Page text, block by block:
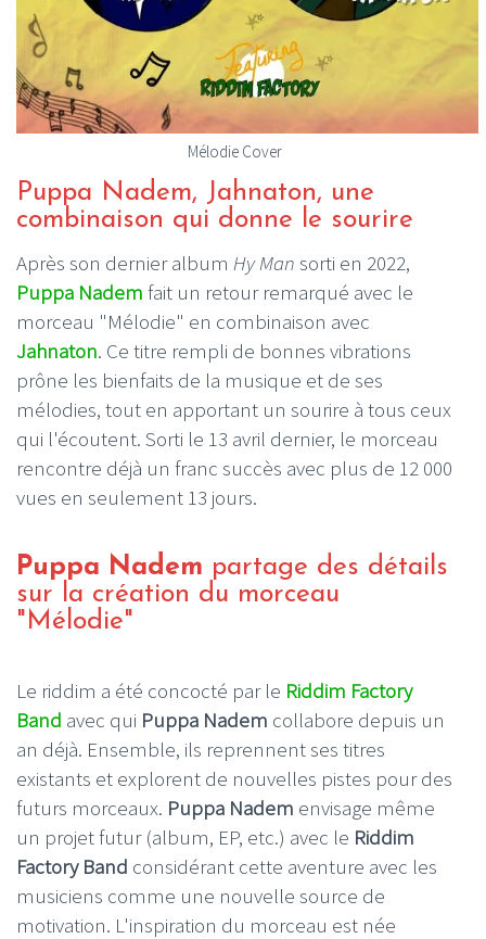
Mélodie Cover
Puppa Nadem, Jahnaton, une
combinaison qui donne le sourire
Après son dernier album Hy Man sorti en 2022,
Puppa Nadem fait un retour remarqué avec le
morceau "Mélodie" en combinaison avec
Jahnaton. Ce titre rempli de bonnes vibrations
prône les bienfaits de la musique et de ses
mélodies, tout en apportant un sourire à tous ceux
qui l'écoutent. Sorti le 13 avril dernier, le morceau
rencontre déjà un franc succès avec plus de 12 000
vues en seulement 13 jours.
Puppa Nadem partage des détails
sur la création du morceau
"Mélodie"
Le riddim a été concocté par le Riddim Factory
Band avec qui Puppa Nadem collabore depuis un
an déjà. Ensemble, ils reprennent ses titres
existants et explorent de nouvelles pistes pour des
futurs morceaux. Puppa Nadem envisage même
un projet futur (album, EP, etc.) avec le Riddim
Factory Band considérant cette aventure avec les
musiciens comme une nouvelle source de
motivation. L'inspiration du morceau est née